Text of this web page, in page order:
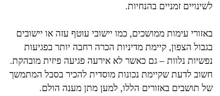
לשינויים זמניים בהנחיות.
באזורי עימות ממושכים, כמו יישובי עוטף עזה או יישובים
בגבול הצפון, קיימת מדיניות הכרה רחבה יותר בפגיעות
נפשיות נלוות – גם כאשר לא אירעה פגיעה פיזית מובהקת.
חשוב לדעת שקיימת נכונות מוסדית להכיר בסבל המתמשך
של תושבים באזורים הללו, למען מתן מענה הולם.